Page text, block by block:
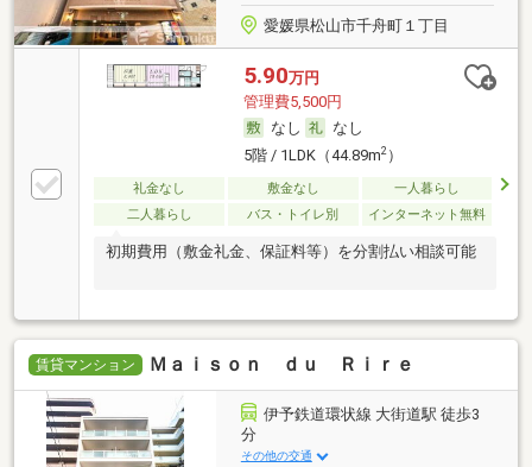
愛媛県松山市千舟町１丁目
5.90万円
管理費5,500円
なし
なし
5階 / 1LDK（44.89m2）
礼金なし 敷金なし
一人暮らし
二人暮らし
バス・トイレ別 インターネット無料
初期費用（敷金礼金、保証料等）を分割払い相談可能
賃貸マンション Ｍａｉｓｏｎ ｄｕ Ｒｉｒｅ
伊予鉄道環状線 大街道駅 徒歩3
分
その他の交通